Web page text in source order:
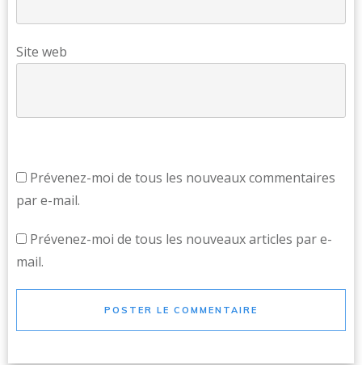
Site web
Prévenez-moi de tous les nouveaux commentaires
par e-mail.
Prévenez-moi de tous les nouveaux articles par e-
mail.
POSTER LE COMMENTAIRE